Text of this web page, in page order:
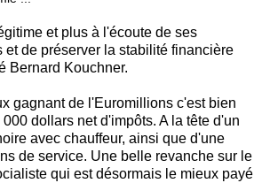
et plus à l'écoute de ses
et de préserver la stabilité financière
Bernard Kouchner.
gagnant de l'Euromillions c'est bien
dollars net d'impôts. A la tête d'un
avec chauffeur, ainsi que d'une
de service. Une belle revanche sur le
qui est désormais le mieux payé